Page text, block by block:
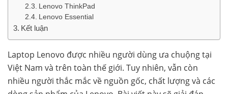
Lenovo ThinkPad
Lenovo Essential
Kết luận
Laptop Lenovo được nhiều người dùng ưa chuộng tại
Việt Nam và trên toàn thế giới. Tuy nhiên, vẫn còn
nhiều người thắc mắc về nguồn gốc, chất lượng và các